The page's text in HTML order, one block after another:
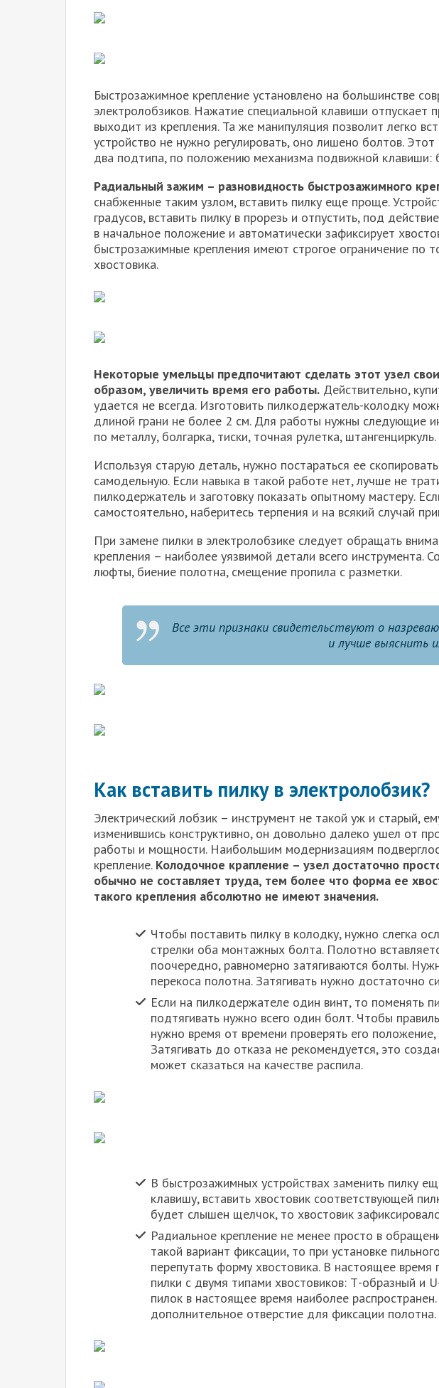
Быстрозажимное крепление установлено на большинстве
электролобзиков. Нажатие специальной клавиши отпускает
выходит из крепления. Та же манипуляция позволит легко
устройство не нужно регулировать, оно лишено болтов.
два подтипа, по положению механизма подвижной клавиши:
Радиальный зажим – разновидность быстрозажимного
снабженные таким узлом, вставить пилку еще проще.
градусов, вставить пилку в прорезь и отпустить, под
в начальное положение и автоматически зафиксирует
быстрозажимные крепления имеют строгое ограничение по
хвостовика.
Некоторые умельцы предпочитают сделать этот узел
образом, увеличить время его работы. Действительно,
удается не всегда. Изготовить пилкодержатель-колодку
длиной грани не более 2 см. Для работы нужны следующие
по металлу, болгарка, тиски, точная рулетка, штангенциркуль.
Используя старую деталь, нужно постараться ее
самодельную. Если навыка в такой работе нет, лучше не
пилкодержатель и заготовку показать опытному мастеру.
самостоятельно, наберитесь терпения и на всякий случай
При замене пилки в электролобзике следует обращать
крепления – наиболее уязвимой детали всего инструмента.
люфты, биение полотна, смещение пропила с разметки.
Все эти признаки свидетельствуют о
и лучше выяснить
Как вставить пилку в электролобзик?
Электрический лобзик – инструмент не такой уж и старый,
изменившись конструктивно, он довольно далеко ушел от
работы и мощности. Наибольшим модернизациям
крепление. Колодочное крапление – узел достаточно
обычно не составляет труда, тем более что форма ее
такого крепления абсолютно не имеют значения.
Чтобы поставить пилку в колодку, нужно слегка
стрелки оба монтажных болта. Полотно
поочередно, равномерно затягиваются болты.
перекоса полотна. Затягивать нужно достаточно
Если на пилкодержателе один винт, то поменять
подтягивать нужно всего один болт. Чтобы
нужно время от времени проверять его положение,
Затягивать до отказа не рекомендуется, это
может сказаться на качестве распила.
В быстрозажимных устройствах заменить пилку
клавишу, вставить хвостовик соответствующей
будет слышен щелчок, то хвостовик
Радиальное крепление не менее просто в
такой вариант фиксации, то при установке
перепутать форму хвостовика. В настоящее
пилки с двумя типами хвостовиков: Т-образный и
пилок в настоящее время наиболее
дополнительное отверстие для фиксации полотна.